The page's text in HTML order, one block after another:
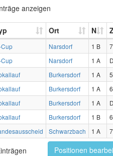
anzeigen
Ort N
Cup Narsdorf 1 B
Cup Narsdorf 1 A
Burkersdorf 1 A
Burkersdorf 1 A
Burkersdorf 1 A
Burkersdorf 1 B
Schwarzbach 1 A
Positionen